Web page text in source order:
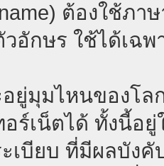
ต้องใช้ภ
วอักษร ใช้ได้เฉ
ยู่มุมไหนของโล
ร์เน็ตได้ ทั้งนี้อ
บียบ ที่มีผลบังคั